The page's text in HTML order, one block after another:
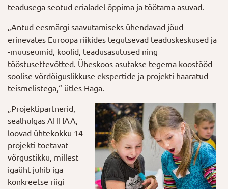
teadusega seotud erialadel õppima ja töötama asuvad.
„Antud eesmärgi saavutamiseks ühendavad jõud
erinevates Euroopa riikides tegutsevad teaduskeskused ja
-muuseumid, koolid, teadusasutused ning
tööstusettevõtted. Üheskoos asutakse tegema koostööd
soolise võrdõiguslikkuse ekspertide ja projekti haaratud
teismelistega,“ ütles Haga.
„Projektipartnerid,
sealhulgas AHHAA,
loovad ühtekokku 14
projekti toetavat
võrgustikku, millest
igaüht juhib iga
konkreetse riigi